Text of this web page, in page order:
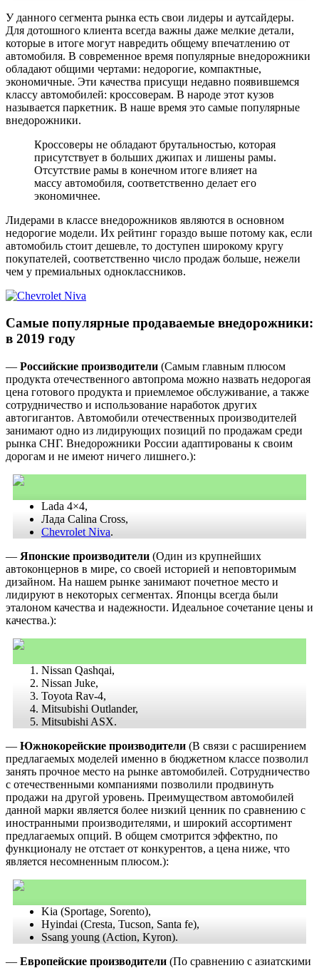
У данного сегмента рынка есть свои лидеры и аутсайдеры.
Для дотошного клиента всегда важны даже мелкие детали,
которые в итоге могут навредить общему впечатлению от
автомобиля. В современное время популярные внедорожники
обладают общими чертами: недорогие, компактные,
экономичные. Эти качества присущи недавно появившемся
классу автомобилей: кроссоверам. В народе этот кузов
называется паркетник. В наше время это самые популярные
внедорожники.
Кроссоверы не обладают брутальностью, которая
присутствует в больших джипах и лишены рамы.
Отсутствие рамы в конечном итоге влияет на
массу автомобиля, соответственно делает его
экономичнее.
Лидерами в классе внедорожников являются в основном
недорогие модели. Их рейтинг гораздо выше потому как, если
автомобиль стоит дешевле, то доступен широкому кругу
покупателей, соответственно число продаж больше, нежели
чем у премиальных одноклассников.
Самые популярные продаваемые внедорожники:
в 2019 году
— Российские производители (Самым главным плюсом
продукта отечественного автопрома можно назвать недорогая
цена готового продукта и приемлемое обслуживание, а также
сотрудничество и использование наработок других
автогигантов. Автомобили отечественных производителей
занимают одно из лидирующих позиций по продажам среди
рынка СНГ. Внедорожники России адаптированы к своим
дорогам и не имеют ничего лишнего.):
Lada 4×4,
Лада Calina Cross,
Chevrolet Niva.
— Японские производители (Один из крупнейших
автоконцернов в мире, со своей историей и неповторимым
дизайном. На нашем рынке занимают почетное место и
лидируют в некоторых сегментах. Японцы всегда были
эталоном качества и надежности. Идеальное сочетание цены и
качества.):
Nissan Qashqai,
Nissan Juke,
Toyota Rav-4,
Mitsubishi Outlander,
Mitsubishi ASX.
— Южнокорейские производители (В связи с расширением
предлагаемых моделей именно в бюджетном классе позволил
занять прочное место на рынке автомобилей. Сотрудничество
с отечественными компаниями позволили продвинуть
продажи на другой уровень. Преимуществом автомобилей
данной марки является более низкий ценник по сравнению с
иностранными производителями, и широкий ассортимент
предлагаемых опций. В общем смотрится эффектно, по
функционалу не отстает от конкурентов, а цена ниже, что
является несомненным плюсом.):
Kia (Sportage, Sorento),
Hyindai (Cresta, Tucson, Santa fe),
Ssang young (Action, Kyron).
— Европейские производители (По сравнению с азиатскими